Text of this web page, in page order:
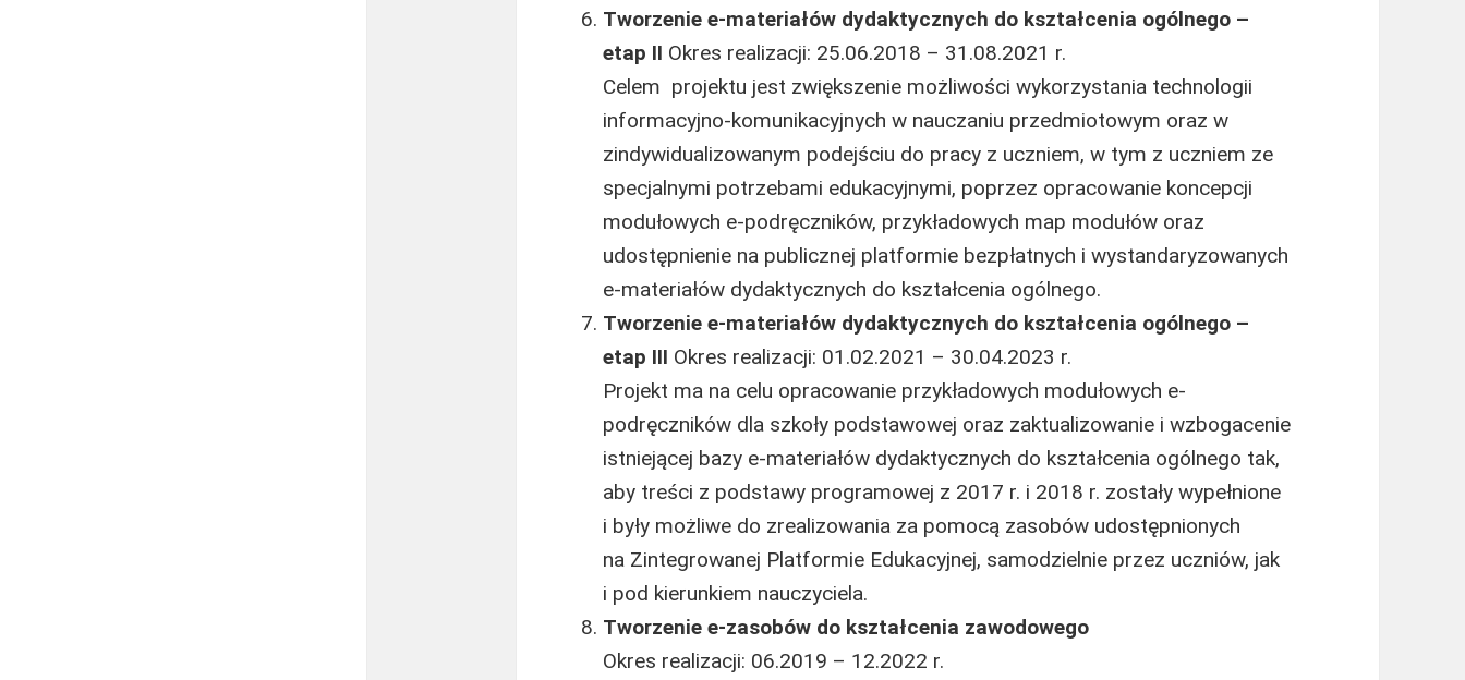
Tworzenie e-materiałów dydaktycznych do kształcenia ogólnego –
etap II Okres realizacji: 25.06.2018 – 31.08.2021 r.
Celem projektu jest zwiększenie możliwości wykorzystania technologii
informacyjno-komunikacyjnych w nauczaniu przedmiotowym oraz w
zindywidualizowanym podejściu do pracy z uczniem, w tym z uczniem ze
specjalnymi potrzebami edukacyjnymi, poprzez opracowanie koncepcji
modułowych e‑podręczników, przykładowych map modułów oraz
udostępnienie na publicznej platformie bezpłatnych i wystandaryzowanych
e-materiałów dydaktycznych do kształcenia ogólnego.
Tworzenie e-materiałów dydaktycznych do kształcenia ogólnego –
etap III Okres realizacji: 01.02.2021 – 30.04.2023 r.
Projekt ma na celu opracowanie przykładowych modułowych e-
podręczników dla szkoły podstawowej oraz zaktualizowanie i wzbogacenie
istniejącej bazy e-materiałów dydaktycznych do kształcenia ogólnego tak,
aby treści z podstawy programowej z 2017 r. i 2018 r. zostały wypełnione
i były możliwe do zrealizowania za pomocą zasobów udostępnionych
na Zintegrowanej Platformie Edukacyjnej, samodzielnie przez uczniów, jak
i pod kierunkiem nauczyciela.
Tworzenie e-zasobów do kształcenia zawodowego
Okres realizacji: 06.2019 – 12.2022 r.